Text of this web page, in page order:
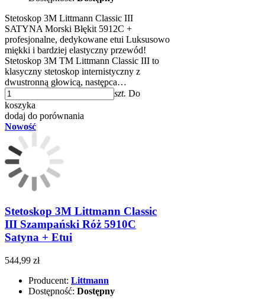
Stetoskop 3M Littmann Classic III
SATYNA Morski Błękit 5912C +
profesjonalne, dedykowane etui Luksusowo
miękki i bardziej elastyczny przewód!
Stetoskop 3M TM Littmann Classic III to
klasyczny stetoskop internistyczny z
dwustronną głowicą, następca…
szt. Do
koszyka
dodaj do porównania
Nowość
Stetoskop 3M Littmann Classic
III Szampański Róż 5910C
Satyna + Etui
544,99 zł
Producent: Littmann
Dostępność: Dostępny